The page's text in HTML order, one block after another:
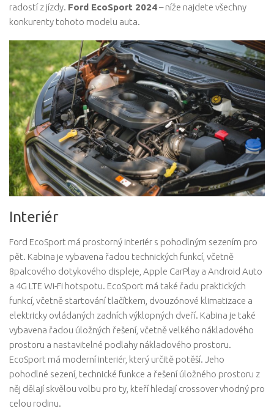
radostí z jízdy. Ford EcoSport 2024– níže najdete všechny
konkurenty tohoto modelu auta.
Interiér
Ford EcoSport má prostorný interiér s pohodlným sezením pro
pět. Kabina je vybavena řadou technických funkcí, včetně
8palcového dotykového displeje, Apple CarPlay a Android Auto
a 4G LTE Wi-Fi hotspotu. EcoSport má také řadu praktických
funkcí, včetně startování tlačítkem, dvouzónové klimatizace a
elektricky ovládaných zadních výklopných dveří. Kabina je také
vybavena řadou úložných řešení, včetně velkého nákladového
prostoru a nastavitelné podlahy nákladového prostoru.
EcoSport má moderní interiér, který určitě potěší. Jeho
pohodlné sezení, technické funkce a řešení úložného prostoru z
něj dělají skvělou volbu pro ty, kteří hledají crossover vhodný pro
celou rodinu.